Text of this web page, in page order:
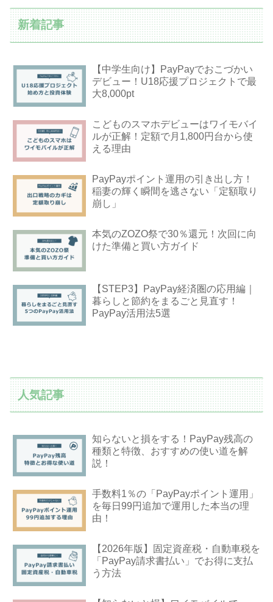
新着記事
【中学生向け】PayPayでおこづかい
デビュー！U18応援プロジェクトで最
大8,000pt
こどものスマホデビューはワイモバイ
ルが正解！定額で月1,800円台から使
える理由
PayPayポイント運用の引き出し方！
稲妻の輝く瞬間を逃さない「定額取り
崩し」
本気のZOZO祭で30％還元！次回に向
けた準備と買い方ガイド
【STEP3】PayPay経済圏の応用編｜
暮らしと節約をまるごと見直す！
PayPay活用法5選
人気記事
知らないと損をする！PayPay残高の
種類と特徴、おすすめの使い道を解
説！
手数料1％の「PayPayポイント運用」
を毎日99円追加で運用した本当の理
由！
【2026年版】固定資産税・自動車税を
「PayPay請求書払い」でお得に支払
う方法